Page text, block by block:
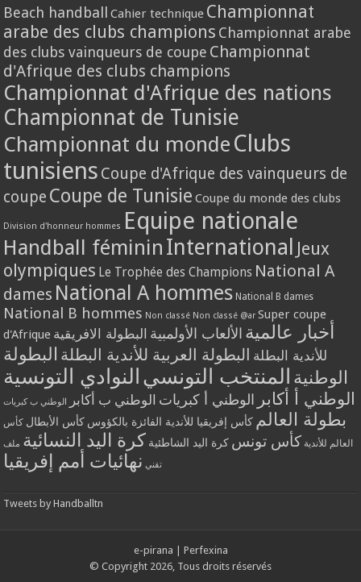
Beach handball Cahier technique Championnat
arabe des clubs champions Championnat arabe
des clubs vainqueurs de coupe Championnat
d'Afrique des clubs champions
Championnat d'Afrique des nations
Championnat de Tunisie
Championnat du monde Clubs
tunisiens Coupe d'Afrique des vainqueurs de
coupe Coupe de Tunisie Coupe du monde des clubs
Division d'honneur hommes Equipe nationale
Handball féminin International Jeux
olympiques Le Trophée des Champions National A
dames National A hommes National B dames
National B hommes Non classé Non classé @ar Super coupe
d'Afrique
أخبار عالمية الألعاب الأولمبية البطولة الافريقية
للأندية البطلة البطولة العربية للأندية البطلة البطولة
الوطنية المنتخب التونسي النوادي التونسية
الوطني أ أكابر الوطني أ كبريات الوطني ب أكابر الوطني ب كبريات
بطولة العالم كأس إفريقيا للأندية الفائزة بالكؤوس كأس الأبطال كأس
العالم للأندية كأس تونس كرة اليد الشاطئية كرة اليد النسائية ملف
تقني نهائيات أمم إفريقيا
Tweets by Handballtn
e-pirana
Perfexina
© Copyright 2026, Tous droits réservés